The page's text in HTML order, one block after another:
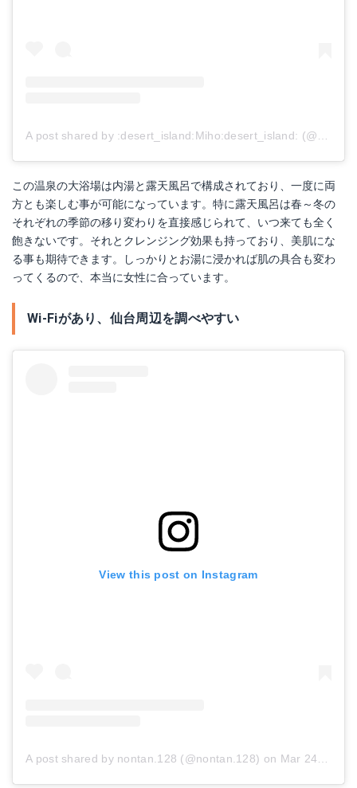
A post shared by :desert_island:Miho:desert_island: (@m.k0509)
この温泉の大浴場は内湯と露天風呂で構成されており、一度に両
方とも楽しむ事が可能になっています。特に露天風呂は春～冬の
それぞれの季節の移り変わりを直接感じられて、いつ来ても全く
飽きないです。それとクレンジング効果も持っており、美肌にな
る事も期待できます。しっかりとお湯に浸かれば肌の具合も変わ
ってくるので、本当に女性に合っています。
Wi-Fiがあり、仙台周辺を調べやすい
View this post on Instagram
A post shared by nontan.128 (@nontan.128) on Mar 24, 2017 at 5:46am PDT